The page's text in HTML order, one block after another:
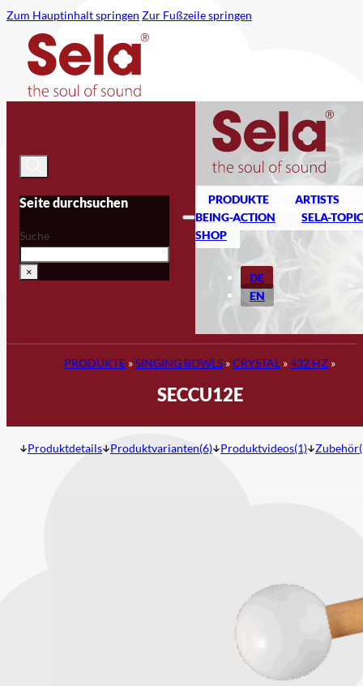
Zum Hauptinhalt springen Zur Fußzeile springen
Seite durchsuchen
Suche
×
PRODUKTE
ARTISTS
BEING-ACTION
SELA-
SHOP
DE
EN
PRODUKTE »SINGING BOWLS »CRYSTAL »432 HZ »
SECCU12E
Produktdetails Produktvarianten(6) Produktvideos(1)